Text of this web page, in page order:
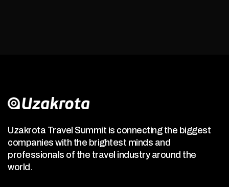
Uzakrota Travel Summit is connecting the biggest
companies with the brightest minds and
professionals of the travel industry around the
world.